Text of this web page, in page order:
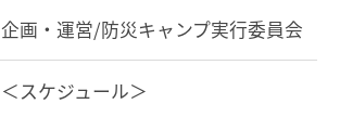
企画・運営/防災キャンプ実行委員会
＜スケジュール＞